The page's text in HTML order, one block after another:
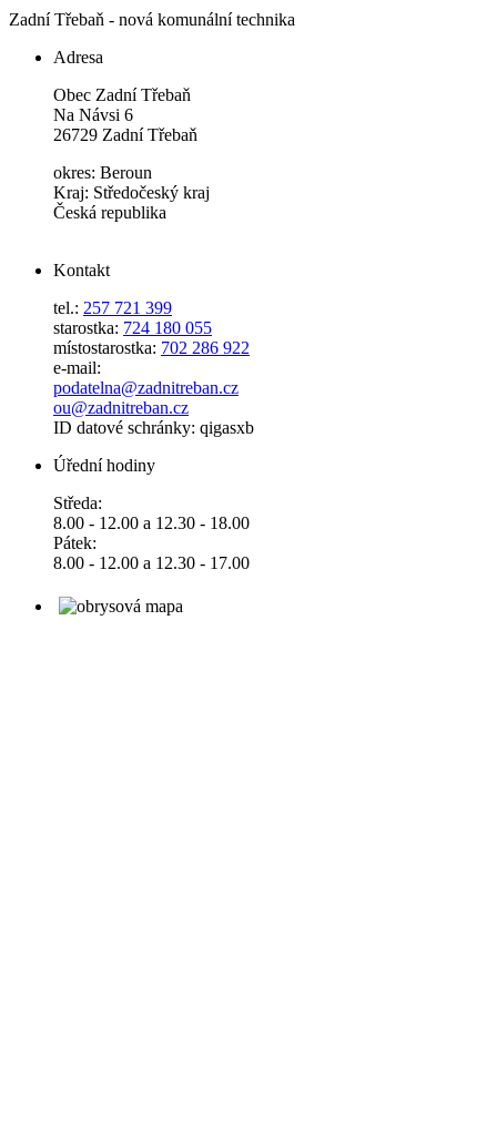
Zadní Třebaň - nová komunální technika
Adresa
Obec Zadní Třebaň
Na Návsi 6
26729 Zadní Třebaň
okres: Beroun
Kraj: Středočeský kraj
Česká republika
Kontakt
tel.: 257 721 399
starostka: 724 180 055
místostarostka: 702 286 922
e-mail:
podatelna@zadnitreban.cz
ou@zadnitreban.cz
ID datové schránky: qigasxb
Úřední hodiny
Středa:
8.00 - 12.00 a 12.30 - 18.00
Pátek:
8.00 - 12.00 a 12.30 - 17.00